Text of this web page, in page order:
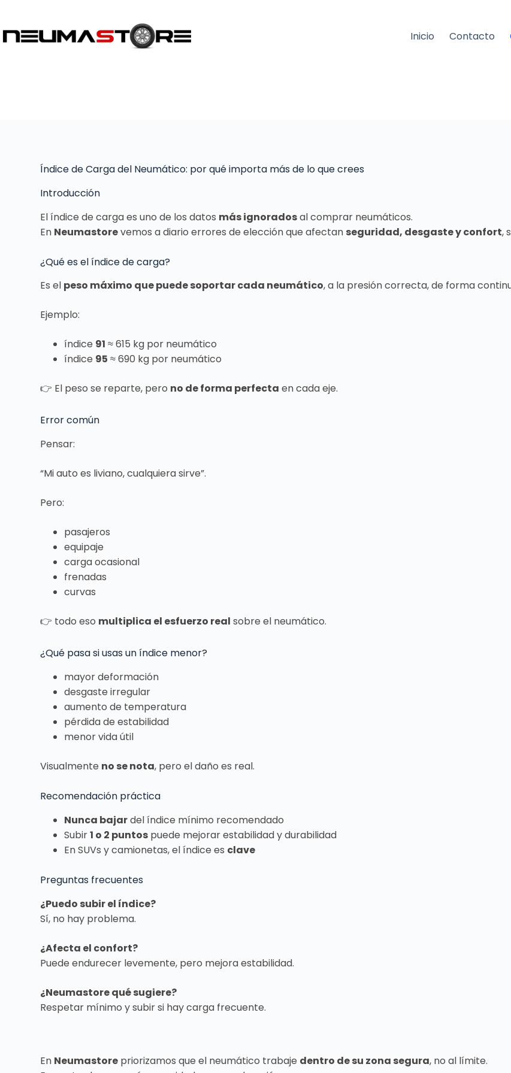
Inicio Contacto
Índice de Carga del Neumático: por qué importa más de lo que crees
Introducción
El índice de carga es uno de los datos más ignoradosal comprar neumáticos.
En Neumastorevemos a diario errores de elección que afectan seguridad, desgaste y confort,
¿Qué es el índice de carga?
Es el peso máximo que puede soportar cada neumático, a la presión correcta, de forma
Ejemplo:
índice 91 ≈ 615 kg por neumático
índice 95 ≈ 690 kg por neumático
👉 El peso se reparte, pero no de forma perfecta en cada eje.
Error común
Pensar:
“Mi auto es liviano, cualquiera sirve”.
Pero:
pasajeros
equipaje
carga ocasional
frenadas
curvas
👉 todo eso multiplica el esfuerzo real sobre el neumático.
¿Qué pasa si usas un índice menor?
mayor deformación
desgaste irregular
aumento de temperatura
pérdida de estabilidad
menor vida útil
Visualmente no se nota, pero el daño es real.
Recomendación práctica
Nunca bajardel índice mínimo recomendado
Subir1 o 2 puntos puede mejorar estabilidad y durabilidad
En SUVs y camionetas, el índice es clave
Preguntas frecuentes
¿Puedo subir el índice?
Sí, no hay problema.
¿Afecta el confort?
Puede endurecer levemente, pero mejora estabilidad.
¿Neumastore qué sugiere?
Respetar mínimo y subir si hay carga frecuente.
En Neumastore priorizamos que el neumático trabaje dentro de su zona segura, no al límite.